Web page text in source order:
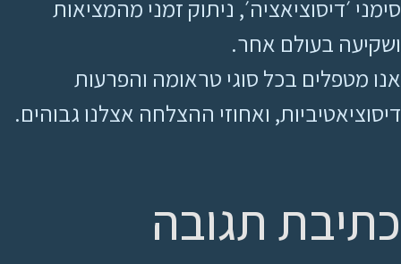
סימני ׳דיסוציאציה׳, ניתוק זמני מהמציאות
ושקיעה בעולם אחר.
אנו מטפלים בכל סוגי טראומה והפרעות
דיסוציאטיביות, ואחוזי ההצלחה אצלנו גבוהים.
כתיבת תגובה